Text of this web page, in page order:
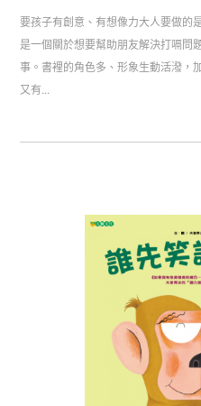
要孩子有創意、有想像力大人要做的
是一個關於想要幫助朋友解決打嗝問
事。書裡的角色多、形象生動活潑，
又有...